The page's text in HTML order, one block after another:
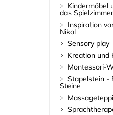
Kindermöbel
das Spielzimmer
Inspiration
Nikol
Sensory play
Kreation und
Montessori-
Stapelstein -
Steine